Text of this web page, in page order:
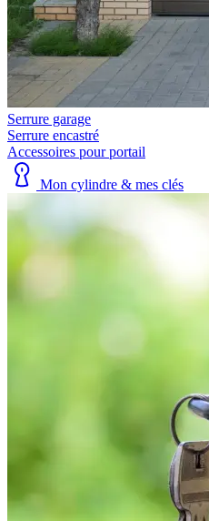
Serrure garage
Serrure encastré
Accessoires pour portail
Mon cylindre & mes clés